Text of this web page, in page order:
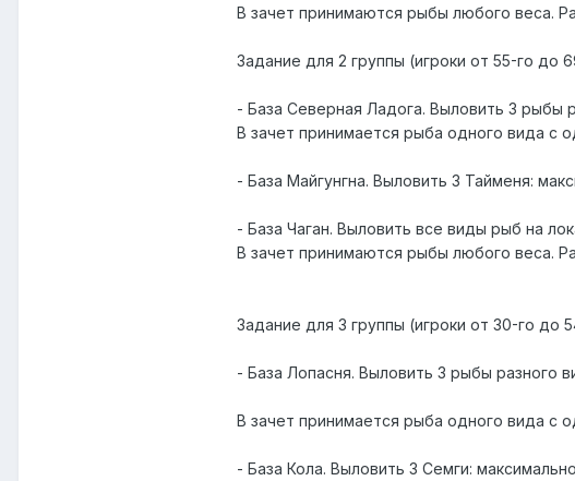
В зачет принимаются рыбы любого веса.
Задание для 2 группы (игроки от 55-го до
- База Северная Ладога. Выловить 3 рыбы
В зачет принимается рыба одного вида с
- База Майгунгна. Выловить 3 Тайменя:
- База Чаган. Выловить все виды рыб на
В зачет принимаются рыбы любого веса.
Задание для 3 группы (игроки от 30-го до
- База Лопасня. Выловить 3 рыбы разного
В зачет принимается рыба одного вида с
- База Кола. Выловить 3 Семги: